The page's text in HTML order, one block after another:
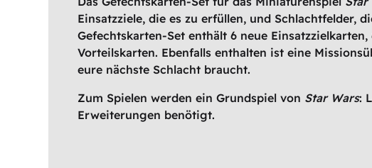
Einsatzziele, die es zu erfüllen, und Schlachtfelder,
Gefechtskarten-Set enthält 6 neue
Vorteilskarten. Ebenfalls enthalten ist eine
eure nächste Schlacht braucht.
Zum Spielen werden ein Grundspiel von Star Wars:
Erweiterungen benötigt.